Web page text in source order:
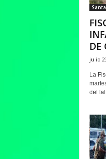
DE
julio
La
del